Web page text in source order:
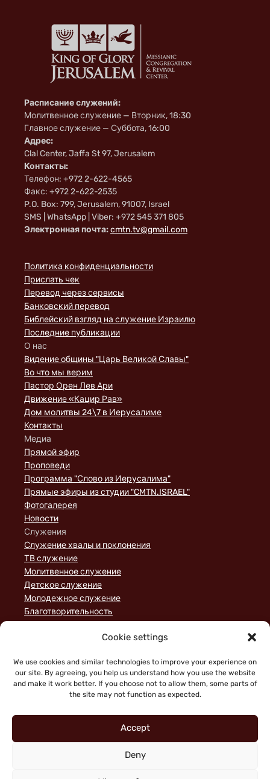
Cookie settings
We use cookies and similar technologies to improve your experience on
our site. By agreeing, you help us understand how you use the website
and make it work better. If you choose not to allow them, some parts of
the site may not function as expected.
Accept
Deny
Расписание служений:
Молитвенное служение — Вторник, 18:30
Главное служение — Суббота, 16:00
Адрес:
Clal Center, Jaffa St 97, Jerusalem
Контакты:
Телефон: +972 2-622-4565
Факс: +972 2-622-2535
P.O. Box: 799, Jerusalem, 91007, Israel
SMS | WhatsApp | Viber: +972 545 371 805
Электронная почта:cmtn.tv@gmail.com
Политика конфиденциальности
Прислать чек
Перевод через сервисы
Банковский перевод
Библейский взгляд на служение Израилю
Последние публикации
О нас
Видение общины "Царь Великой Славы"
Во что мы верим
Пастор Орен Лев Ари
Движение «Кацир Рав»
Дом молитвы 24\7 в Иерусалиме
Контакты
Медиа
Прямой эфир
Проповеди
Программа "Слово из Иерусалима"
Прямые эфиры из студии "CMTN.ISRAEL"
Фотогалерея
Новости
Служения
Служение хвалы и поклонения
ТВ служение
Молитвенное служение
Детское служение
Молодежное служение
Благотворительность
Служение порядка
Статьи
"Faith working through love" (Galatians 5:6)